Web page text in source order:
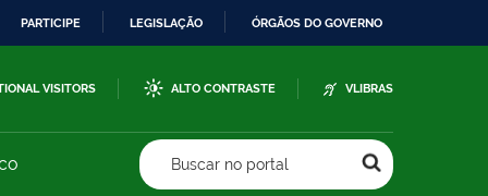
PARTICIPE LEGISLAÇÃO ÓRGÃOS DO GOVERNO
VISITORS ALTO CONTRASTE VLIBRAS
Buscar no portal